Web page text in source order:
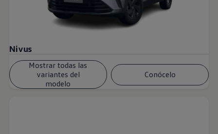
Nivus
Mostrar todas las
variantes del
modelo
Conócelo